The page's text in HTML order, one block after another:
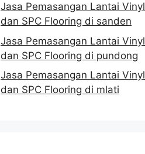
Jasa Pemasangan Lantai Vinyl
dan SPC Flooring di sanden
Jasa Pemasangan Lantai Vinyl
dan SPC Flooring di pundong
Jasa Pemasangan Lantai Vinyl
dan SPC Flooring di mlati